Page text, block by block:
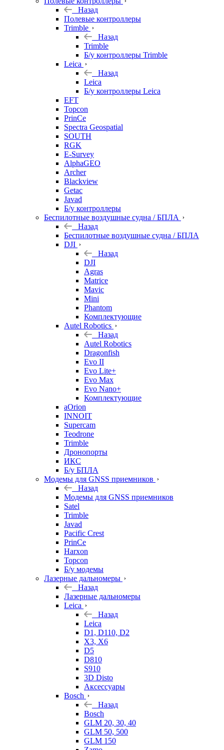
Назад
Полевые контроллеры
Trimble
Назад
Trimble
Б/у контроллеры Trimble
Leica
Назад
Leica
Б/у контроллеры Leica
EFT
Topcon
PrinCe
Spectra Geospatial
SOUTH
RGK
E-Survey
AlphaGEO
Archer
Blackview
Getac
Javad
Б/у контроллеры
Беспилотные воздушные судна / БПЛА
Назад
Беспилотные воздушные судна / БПЛА
DJI
Назад
DJI
Agras
Matrice
Mavic
Mini
Phantom
Комплектующие
Autel Robotics
Назад
Autel Robotics
Dragonfish
Evo II
Evo Lite+
Evo Max
Evo Nano+
Комплектующие
aOrion
INNOIT
Supercam
Teodrone
Trimble
Дронопорты
ИКС
Б/у БПЛА
Модемы для GNSS приемников
Назад
Модемы для GNSS приемников
Satel
Trimble
Javad
Pacific Crest
PrinCe
Harxon
Topcon
Б/у модемы
Лазерные дальномеры
Назад
Лазерные дальномеры
Leica
Назад
Leica
D1, D110, D2
X3, X6
D5
D810
S910
3D Disto
Аксессуары
Bosch
Назад
Bosch
GLM 20, 30, 40
GLM 50, 500
GLM 150